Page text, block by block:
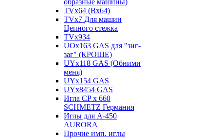
образные машины)
TVх64 (Вх64)
TVх7 Для машин
Цепного стежка
TVх934
UOx163 GAS для "зиг-
заг" (КРОШЕ)
UYx118 GAS (Обними
меня)
UYx154 GAS
UYx8454 GAS
Игла CP х 660
SCHMETZ Германия
Иглы для А-450
AURORA
Прочие имп. иглы